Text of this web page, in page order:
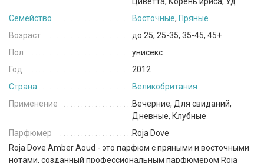
Семейство
Восточные, Пряные
Возраст
до 25, 25-35, 35-45, 45+
Пол
унисекс
Год
2012
Страна
Великобритания
Применение
Вечерние, Для свиданий,
Дневные, Клубные
Парфюмер
Roja Dove
Roja Dove Amber Aoud - это парфюм с пряными и восточными
нотами, созданный профессиональным парфюмером Roja